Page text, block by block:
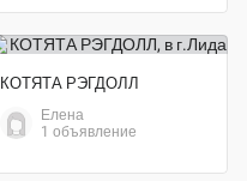
КОТЯТА РЭГДОЛЛ
Елена
1 объявление